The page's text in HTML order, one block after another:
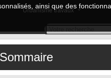
ainsi que des
Urbanisme travaux
Sommaire